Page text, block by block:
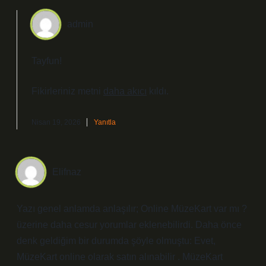
admin
Tayfun!
Fikirleriniz metni daha akıcı kıldı.
Nisan 19, 2026 Yanıtla
Elifnaz
Yazı genel anlamda anlaşılır; Online MüzeKart var mı ?
üzerine daha cesur yorumlar eklenebilirdi. Daha önce
denk geldiğim bir durumda şöyle olmuştu: Evet,
MüzeKart online olarak satın alınabilir . MüzeKart